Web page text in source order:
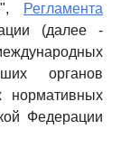
Регламента
(далее -
органов
нормативных
Федерации